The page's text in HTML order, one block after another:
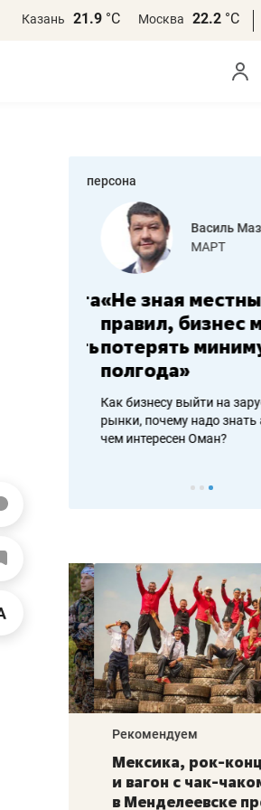
Казань 21.9 °С Москва 22.2 °С
персона
Василь
МАРТ
«Не зная местных
правил, бизнес
потерять
полгода»
Как бизнесу выйти на
рынки, почему надо знать
чем интересен Оман?
Рекомендуем
Мексика, рок-
и вагон с чак-чаком:
в Менделеевске